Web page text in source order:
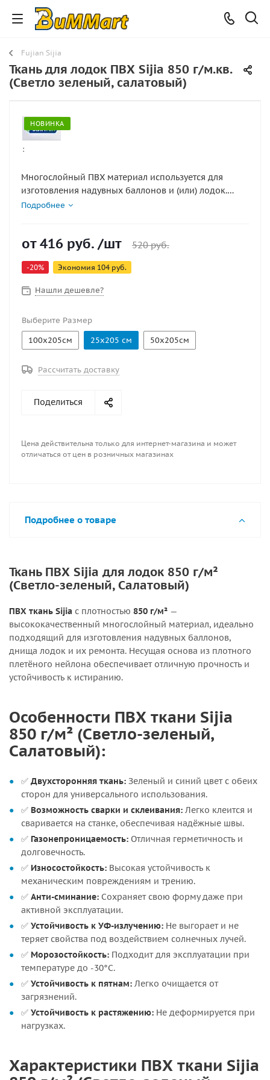
Fujian Sijia
Ткань для лодок ПВХ Sijia 850 г/м.кв.
(Светло зеленый, салатовый)
НОВИНКА
:
Многослойный ПВХ материал используется для
изготовления надувных баллонов и (или) лодок.
Несущая основа сделана из плотного плетёного
Материал для гребных и транцевых лодок,
элементов к ним. Ширина рулона 205м.
Подробнее
от416 руб. /шт 520 руб.
-20% Экономия 104 руб.
Нашли дешевле?
Выберите Размер
100х205см
25х205 см 50х205см
Рассчитать доставку
Поделиться
Цена действительна только для интернет-магазина и может
отличаться от цен в розничных магазинах
Подробнее о товаре
Ткань ПВХ Sijia для лодок 850 г/м²
(Светло-зеленый, Салатовый)
ПВХ ткань Sijia с плотностью 850 г/м² —
высококачественный многослойный материал, идеально
подходящий для изготовления надувных баллонов,
днища лодок и их ремонта. Несущая основа из плотного
плетёного нейлона обеспечивает отличную прочность и
устойчивость к истиранию.
Особенности ПВХ ткани Sijia
850 г/м² (Светло-зеленый,
Салатовый):
✅ Двухсторонняя ткань: Зеленый и синий цвет с обеих
сторон для универсального использования.
✅ Возможность сварки и склеивания: Легко клеится и
сваривается на станке, обеспечивая надёжные швы.
✅ Газонепроницаемость: Отличная герметичность и
долговечность.
✅ Износостойкость: Высокая устойчивость к
механическим повреждениям и трению.
✅ Анти-сминание: Сохраняет свою форму даже при
активной эксплуатации.
✅ Устойчивость к УФ-излучению: Не выгорает и не
теряет свойства под воздействием солнечных лучей.
✅ Морозостойкость: Подходит для эксплуатации при
температуре до -30°C.
✅ Устойчивость к пятнам: Легко очищается от
загрязнений.
✅ Устойчивость к растяжению: Не деформируется при
нагрузках.
Характеристики ПВХ ткани Sijia